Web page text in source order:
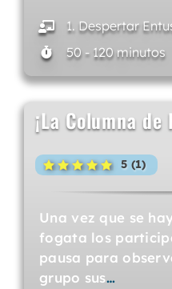
1. Despertar
50 - 120 minutos
¡La Columna
5 (1)
Una vez que se
fogata los
pausa para
grupo sus…